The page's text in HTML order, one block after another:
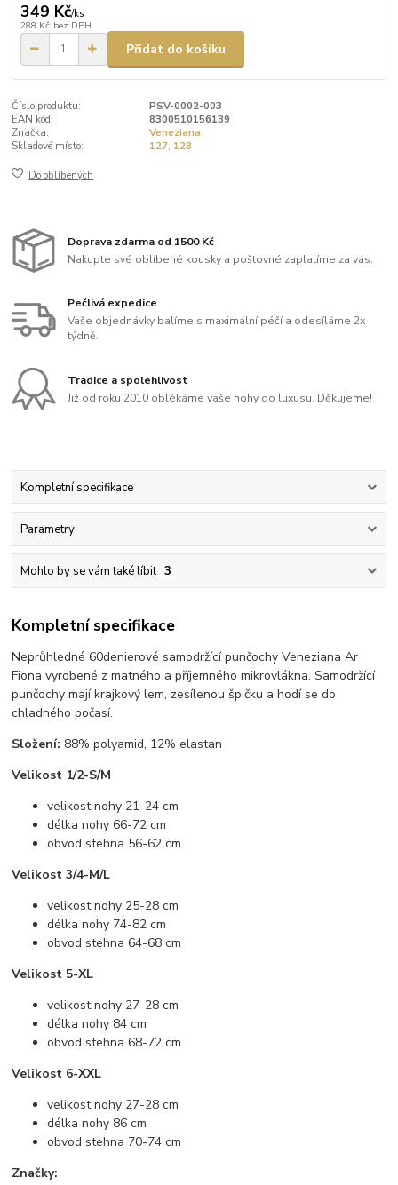
349 Kč/ks
288 Kč bez DPH
Přidat do košíku
Číslo produktu:
PSV-0002-003
EAN kód:
8300510156139
Značka:
Veneziana
Skladové místo:
127, 128
Do oblíbených
Doprava zdarma od 1500 Kč
Nakupte své oblíbené kousky a poštovné zaplatíme za vás.
Pečlivá expedice
Vaše objednávky balíme s maximální péčí a odesíláme 2x
týdně.
Tradice a spolehlivost
Již od roku 2010 oblékáme vaše nohy do luxusu. Děkujeme!
Kompletní specifikace
Parametry
Mohlo by se vám také líbit 3
Kompletní specifikace
Neprůhledné 60denierové samodržící punčochy Veneziana Ar
Fiona vyrobené z matného a příjemného mikrovlákna. Samodržící
punčochy mají krajkový lem, zesílenou špičku a hodí se do
chladného počasí.
Složení: 88% polyamid, 12% elastan
Velikost 1/2-S/M
velikost nohy 21-24 cm
délka nohy 66-72 cm
obvod stehna 56-62 cm
Velikost 3/4-M/L
velikost nohy 25-28 cm
délka nohy 74-82 cm
obvod stehna 64-68 cm
Velikost 5-XL
velikost nohy 27-28 cm
délka nohy 84 cm
obvod stehna 68-72 cm
Velikost 6-XXL
velikost nohy 27-28 cm
délka nohy 86 cm
obvod stehna 70-74 cm
Značky: